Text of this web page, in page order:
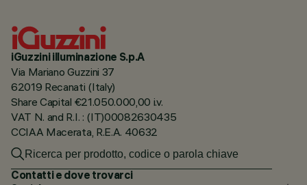
iGuzzini illuminazione S.p.A
Via Mariano Guzzini 37
62019 Recanati (Italy)
Share Capital €21.050.000,00 i.v.
VAT N. and R.I. : (IT)00082630435
CCIAA Macerata, R.E.A. 40632
Contatti e dove trovarci